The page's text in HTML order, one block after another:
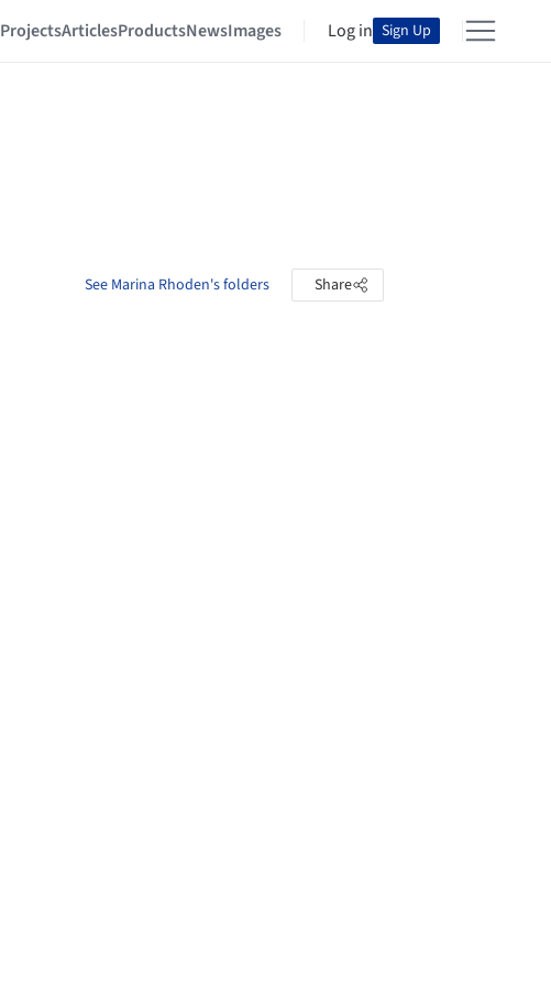
ProjectsArticlesProductsNewsImages Log in Sign Up
See Marina Rhoden's folders Share